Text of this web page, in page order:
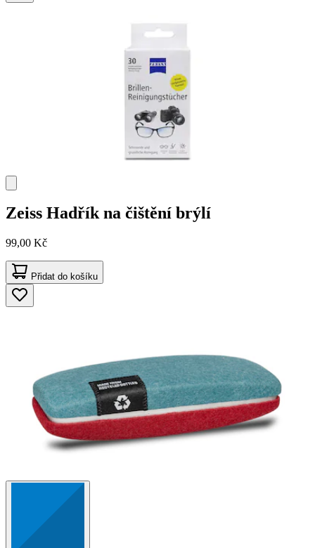
Zeiss Hadřík na čištění brýlí
99,00 Kč
Přidat do košíku